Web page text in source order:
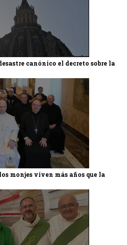
canónico el decreto sobre la
monjes viven más años que la